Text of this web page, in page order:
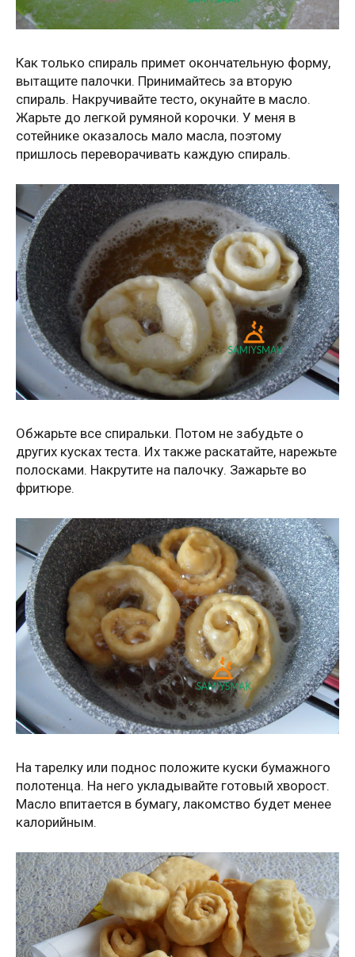
Как только спираль примет окончательную форму,
вытащите палочки. Принимайтесь за вторую
спираль. Накручивайте тесто, окунайте в масло.
Жарьте до легкой румяной корочки. У меня в
сотейнике оказалось мало масла, поэтому
пришлось переворачивать каждую спираль.
Обжарьте все спиральки. Потом не забудьте о
других кусках теста. Их также раскатайте, нарежьте
полосками. Накрутите на палочку. Зажарьте во
фритюре.
На тарелку или поднос положите куски бумажного
полотенца. На него укладывайте готовый хворост.
Масло впитается в бумагу, лакомство будет менее
калорийным.